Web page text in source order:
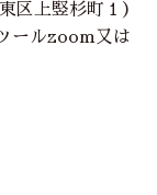
区上竪杉町１）
ールzoom又は